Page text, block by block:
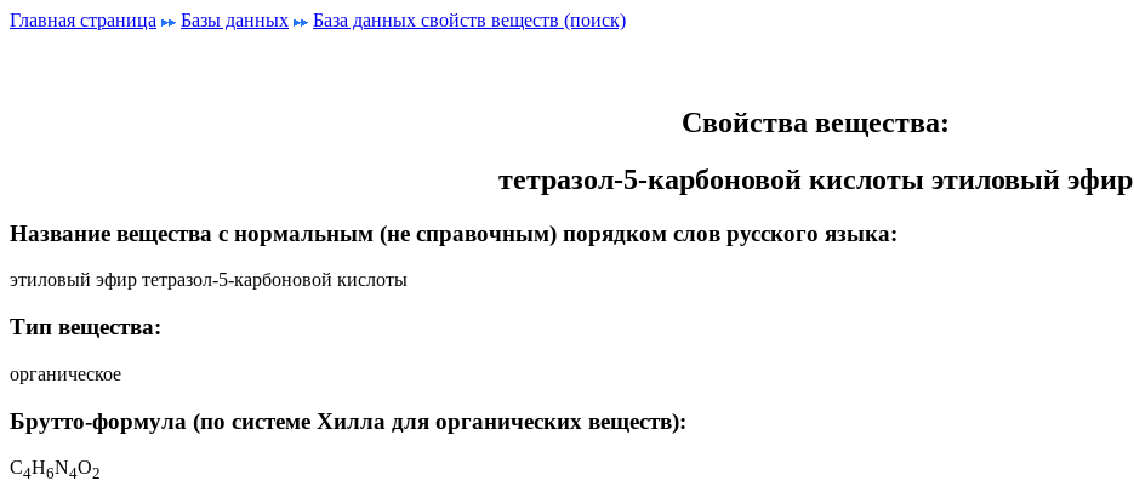
Главная страница Базы данных База данных свойств веществ (поиск)
Свойства вещества:
тетразол-5-карбоновой кислоты этиловый эфир
Название вещества с нормальным (не справочным) порядком слов русского языка:
этиловый эфир тетразол-5-карбоновой кислоты
Тип вещества:
органическое
Брутто-формула (по системе Хилла для органических веществ):
C4H6N4O2